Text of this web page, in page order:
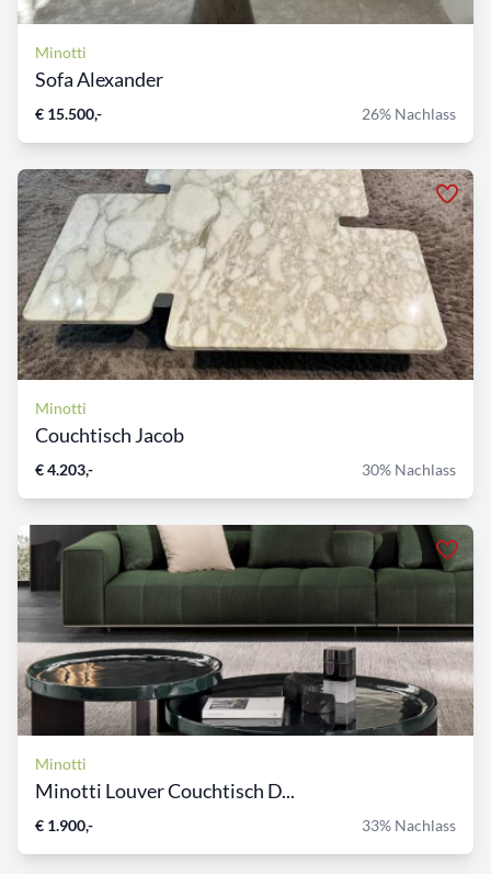
Minotti
Sofa Alexander
€ 15.500,- 26% Nachlass
Minotti
Couchtisch Jacob
€ 4.203,- 30% Nachlass
Minotti
Minotti Louver Couchtisch D...
€ 1.900,- 33% Nachlass